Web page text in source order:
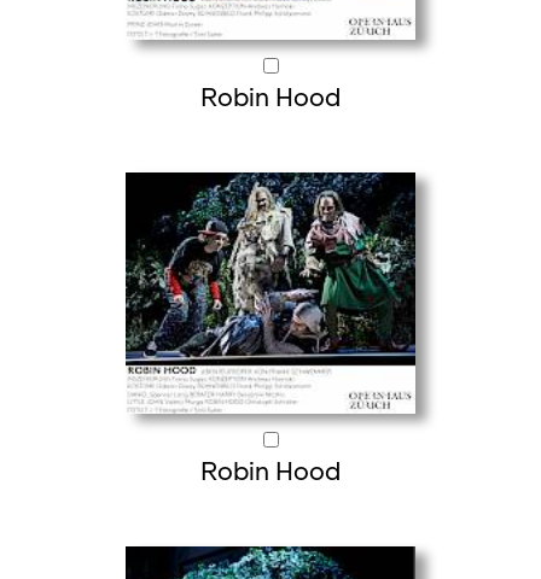
Robin Hood
Robin Hood